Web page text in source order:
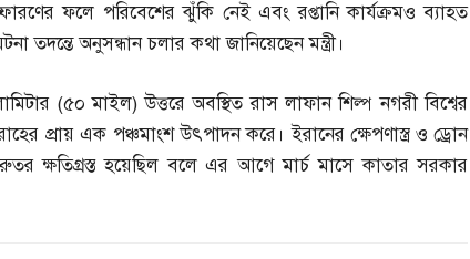
ফলে পরিবেশের ঝুঁকি নেই এবং রপ্তানি কার্যক্রমও ব্যাহত
তদন্তে অনুসন্ধান চলার কথা জানিয়েছেন মন্ত্রী।
(৫০ মাইল)উত্তরে অবস্থিত রাস লাফান শিল্প নগরী বিশ্বের
প্রায় এক পঞ্চমাংশ উৎপাদন করে। ইরানের ক্ষেপণাস্ত্র ও ড্রোন
ক্ষতিগ্রস্ত হয়েছিল বলে এর আগে মার্চ মাসে কাতার সরকার